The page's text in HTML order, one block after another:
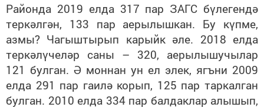
Районда 2019 елда 317 пар ЗАГС бүлегендә
теркәлгән, 133 пар аерылышкан. Бу күпме,
азмы? Чагыштырып карыйк әле. 2018 елда
теркәлүчеләр саны – 320, аерылышучылар
121 булган. Ә моннан ун ел элек, ягъни 2009
елда 291 пар гаилә корып, 125 пар таркалган
булган. 2010 елда 334 пар балдаклар алышып,